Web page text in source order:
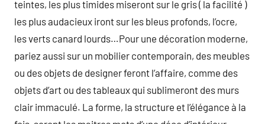
teintes, les plus timides miseront sur le gris ( la facilité )
les plus audacieux iront sur les bleus profonds, l’ocre,
les verts canard lourds…Pour une décoration moderne,
pariez aussi sur un mobilier contemporain, des meubles
ou des objets de designer feront l’affaire, comme des
objets d’art ou des tableaux qui sublimeront des murs
clair immaculé. La forme, la structure et l’élégance à la